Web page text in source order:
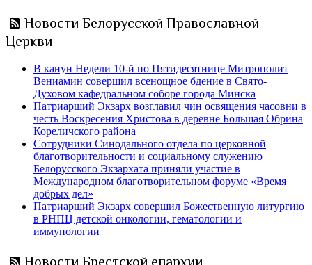
Новости Белорусской Православной
Церкви
В канун Недели 10-й по Пятидесятнице Митрополит
Вениамин совершил всенощное бдение в Свято-
Духовом кафедральном соборе города Минска
Патриарший Экзарх возглавил чин освящения часовни в
честь Воскресения Христова в деревне Большая Обрина
Кореличского района
Сотрудники Синодального отдела по церковной
благотворительности и социальному служению
Белорусского Экзархата приняли участие в
Международном благотворительном форуме «Время
добрых дел»
Патриарший Экзарх совершил Божественную литургию
в РНПЦ детской онкологии, гематологии и
иммунологии
Новости Брестской епархии